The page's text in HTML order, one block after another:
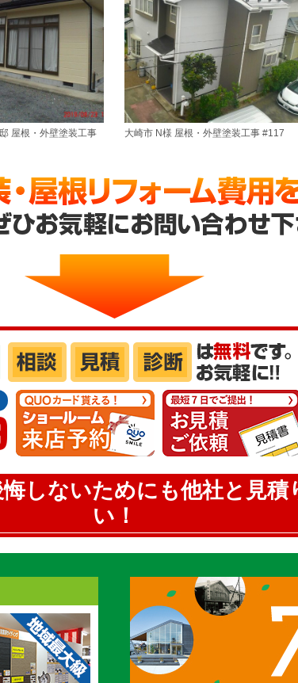
屋根・外壁塗装工事 大崎市 N様 屋根・外壁塗装工事 #117
しないためにも他社と見積
い！